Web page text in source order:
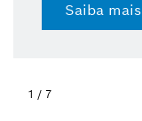
Saiba mais
1 / 7